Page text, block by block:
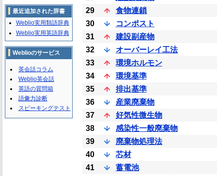
29
食物連鎖
30
コンポスト
31
建設副産物
32
オーバーレイ工法
33
環境ホルモン
34
環境基準
35
排出基準
36
産業廃棄物
37
好気性微生物
38
感染性一般廃棄物
39
廃棄物処理法
40
芯材
41
蓄電池
最近追加された辞書
Weblio実用類語辞典
Weblio実用英語辞典
Weblioのサービス
英会話コラム
Weblio英会話
英語の質問箱
語彙力診断
スピーキングテスト